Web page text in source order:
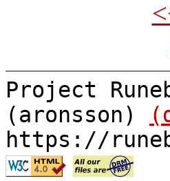
Project
(aronsson)
https://